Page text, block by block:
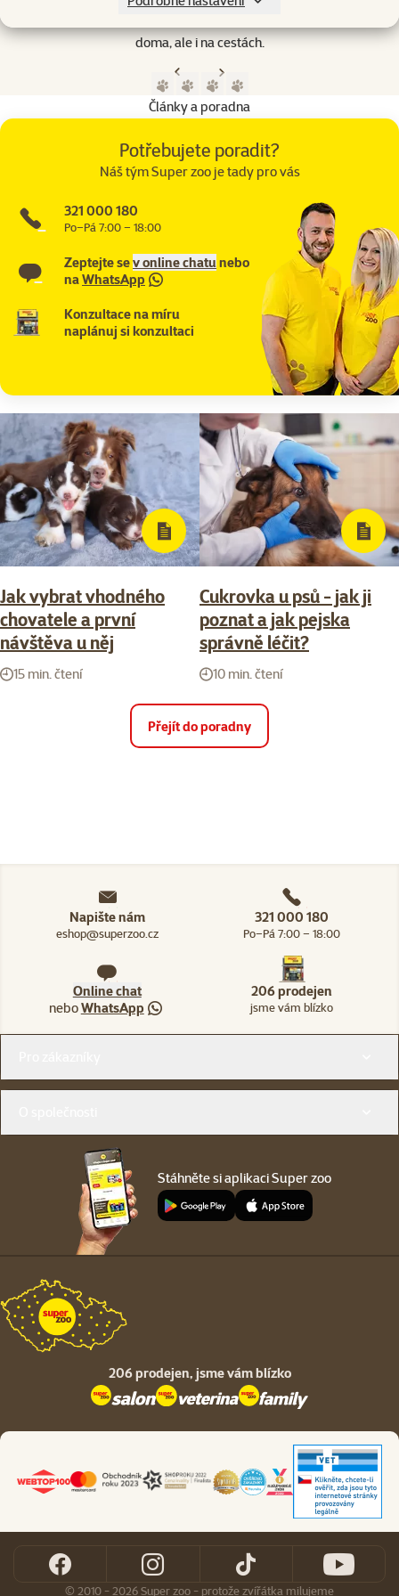
doma, ale i na cestách.
Předchozí stranaNásledující strana
Články a poradna
Potřebujete poradit?
Náš tým Super zoo je tady pro vás
321 000 180
Po–Pá 7:00 – 18:00
Zeptejte sev online chatunebo
naWhatsApp
Konzultace na míru
naplánuj si konzultaci
Jak vybrat vhodného
chovatele a první
návštěva u něj
15 min. čtení
Cukrovka u psů - jak ji
poznat a jak pejska
správně léčit?
10 min. čtení
Přejít do poradny
Napište nám
eshop@superzoo.cz
321 000 180
Po–Pá 7:00 – 18:00
Online chat
neboWhatsApp
206 prodejen
jsme vám blízko
Stáhněte si aplikaci Super zoo
206 prodejen, jsme vám blízko
© 2010 - 2026 Super zoo - protože zvířátka milujeme